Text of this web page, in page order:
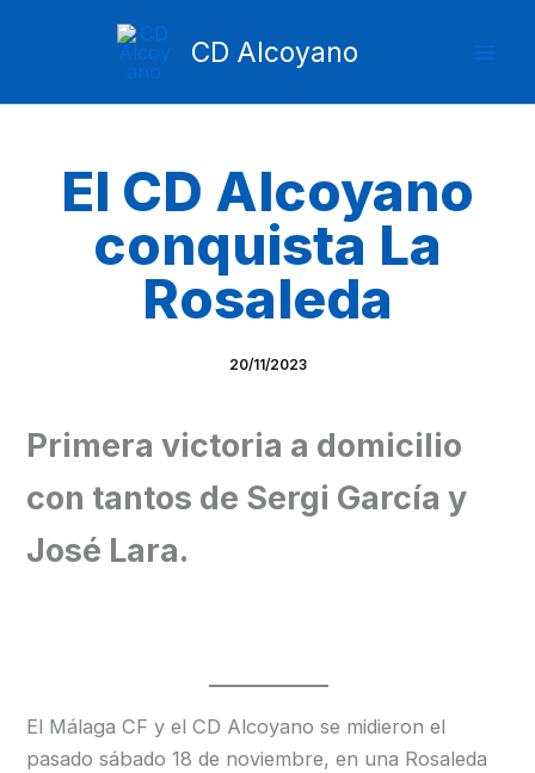
CD Alcoyano
El CD Alcoyano
conquista La
Rosaleda
20/11/2023
Primera victoria a domicilio
con tantos de Sergi García y
José Lara.
El Málaga CF y el CD Alcoyano se midieron el
pasado sábado 18 de noviembre, en una Rosaleda